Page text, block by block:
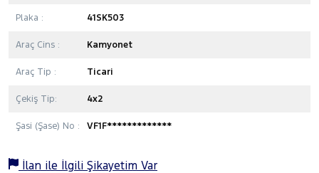
Plaka : 41SK503
Araç Cins : Kamyonet
Araç Tip : Ticari
Çekiş Tip: 4x2
Şasi (Şase) No : VF1F*************
İlan ile İlgili Şikayetim Var